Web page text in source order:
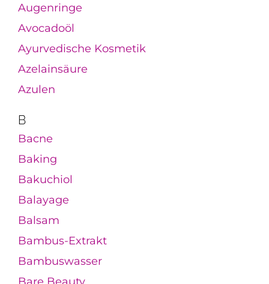
Augenringe
Avocadoöl
Ayurvedische Kosmetik
Azelainsäure
Azulen
B
Bacne
Baking
Bakuchiol
Balayage
Balsam
Bambus-Extrakt
Bambuswasser